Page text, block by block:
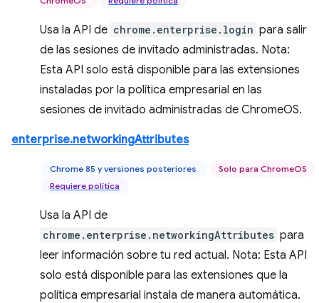
Usa la API de chrome.enterprise.login para salir
de las sesiones de invitado administradas. Nota:
Esta API solo está disponible para las extensiones
instaladas por la política empresarial en las
sesiones de invitado administradas de ChromeOS.
enterprise.networkingAttributes
Chrome 85 y versiones posteriores
Solo para ChromeOS
Requiere política
Usa la API de
chrome.enterprise.networkingAttributes para
leer información sobre tu red actual. Nota: Esta API
solo está disponible para las extensiones que la
política empresarial instala de manera automática.